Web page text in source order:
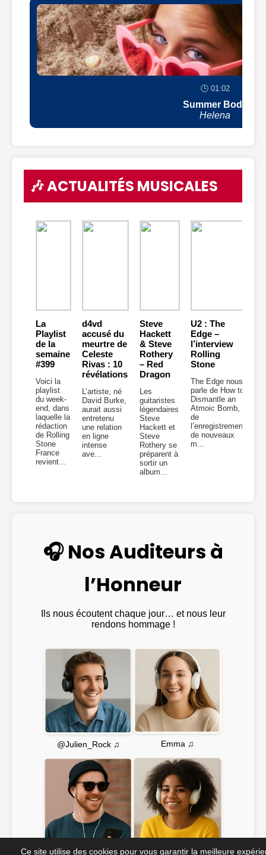
🕒 01:02
Summer Body
Helena
🎶 ACTUALITÉS MUSICALES
La
Playlist
de la
semaine
#399
Voici la
playlist
du week-
end, dans
laquelle la
rédaction
de Rolling
Stone
France
revient...
d4vd
accusé du
meurtre de
Celeste
Rivas : 10
révélations
L’artiste, né
David Burke,
aurait aussi
entretenu
une relation
en ligne
intense
ave...
Steve
Hackett
& Steve
Rothery
– Red
Dragon
Les
guitaristes
légendaires
Steve
Hackett et
Steve
Rothery se
préparent à
sortir un
album...
U2 : The
Edge –
l’interview
Rolling
Stone
The Edge nous
parle de How to
Dismantle an
Atmoic Bomb,
de
l’enregistrement
de nouveaux
m...
🎧 Nos Auditeurs à
l’Honneur
Ils nous écoutent chaque jour… et nous leur
rendons hommage !
@Julien_Rock ♫ Emma ♫
Ce site utilise des cookies pour vous garantir la meilleure